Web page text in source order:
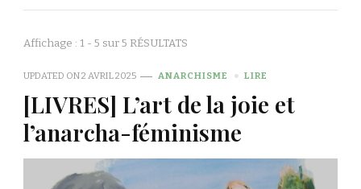
Affichage : 1 - 5 sur 5 RÉSULTATS
UPDATED ON2 AVRIL 2025 ANARCHISME LIRE
[LIVRES] L’art de la joie et
l’anarcha-féminisme